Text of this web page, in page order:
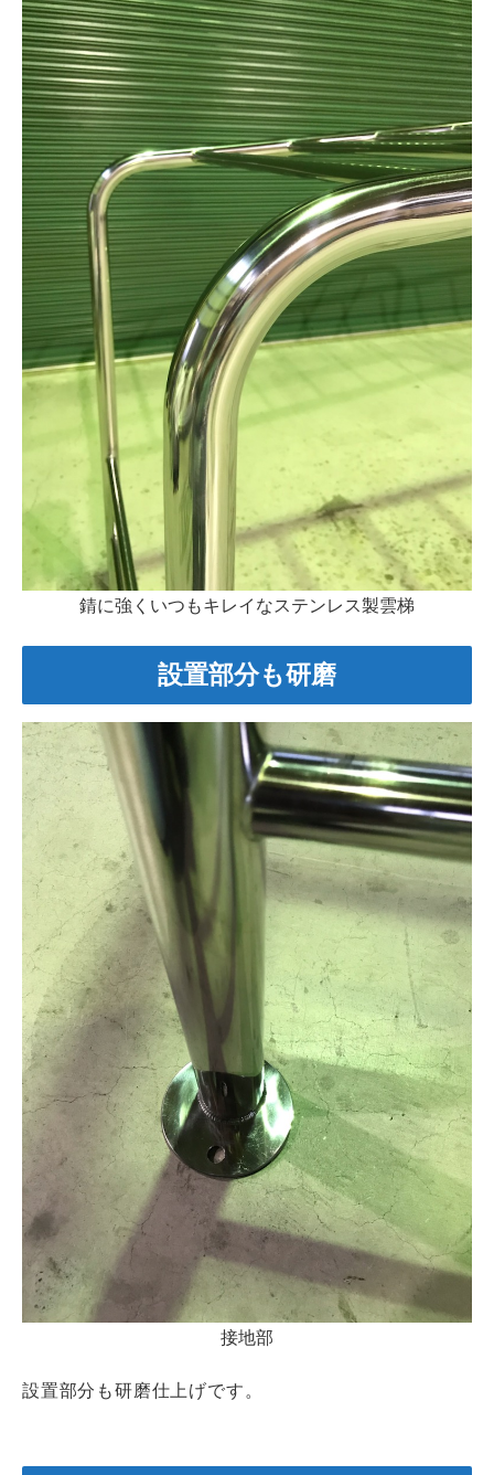
錆に強くいつもキレイなステンレス製雲梯
設置部分も研磨
接地部
設置部分も研磨仕上げです。